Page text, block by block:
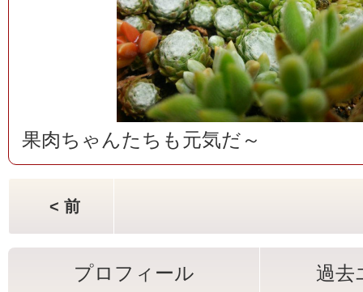
果肉ちゃんたちも元気だ～
< 前
プロフィール 過去